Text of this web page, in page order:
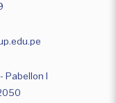
Pabellon I